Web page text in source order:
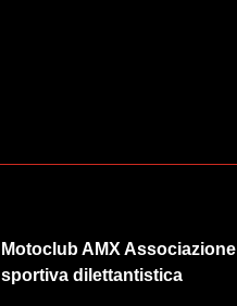
Motoclub AMX Associazione
sportiva dilettantistica